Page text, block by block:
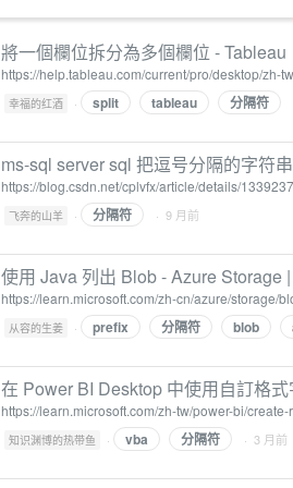
將一個欄位拆分為多個欄位 - Tableau
https://help.tableau.com/current/pro/desktop/zh-
幸福的红酒 · split tableau 分隔符
ms-sql server sql 把逗号分隔的字符
https://blog.csdn.net/cplvfx/article/details/
飞奔的山羊 · 分隔符 · 9 月前
使用 Java 列出 Blob - Azure Storage
https://learn.microsoft.com/zh-cn/azure/storage/
从容的生姜 · prefix 分隔符 blob
在 Power BI Desktop 中使用自訂格
https://learn.microsoft.com/zh-tw/power-bi/
知识渊博的热带鱼 · vba 分隔符 · 3 月前